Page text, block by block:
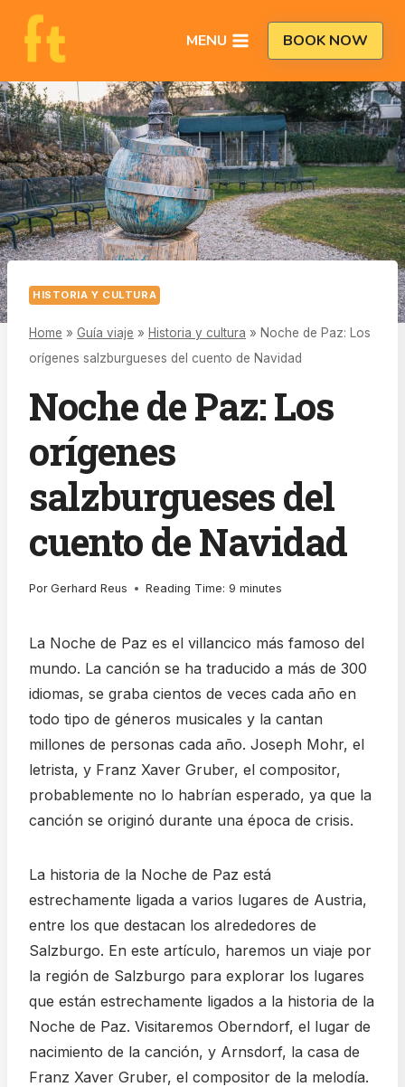
Saltar
contenido
MENU BOOK NOW
HISTORIA Y CULTURA
Home » Guía viaje » Historia y cultura » Noche de Paz: Los
orígenes salzburgueses del cuento de Navidad
Noche de Paz: Los
orígenes
salzburgueses del
cuento de Navidad
Por Gerhard Reus Reading Time: 9minutes
La Noche de Paz es el villancico más famoso del
mundo. La canción se ha traducido a más de 300
idiomas, se graba cientos de veces cada año en
todo tipo de géneros musicales y la cantan
millones de personas cada año. Joseph Mohr, el
letrista, y Franz Xaver Gruber, el compositor,
probablemente no lo habrían esperado, ya que la
canción se originó durante una época de crisis.
La historia de la Noche de Paz está
estrechamente ligada a varios lugares de Austria,
entre los que destacan los alrededores de
Salzburgo. En este artículo, haremos un viaje por
la región de Salzburgo para explorar los lugares
que están estrechamente ligados a la historia de la
Noche de Paz. Visitaremos Oberndorf, el lugar de
nacimiento de la canción, y Arnsdorf, la casa de
Franz Xaver Gruber, el compositor de la melodía.